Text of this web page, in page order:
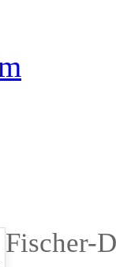
Fischer-